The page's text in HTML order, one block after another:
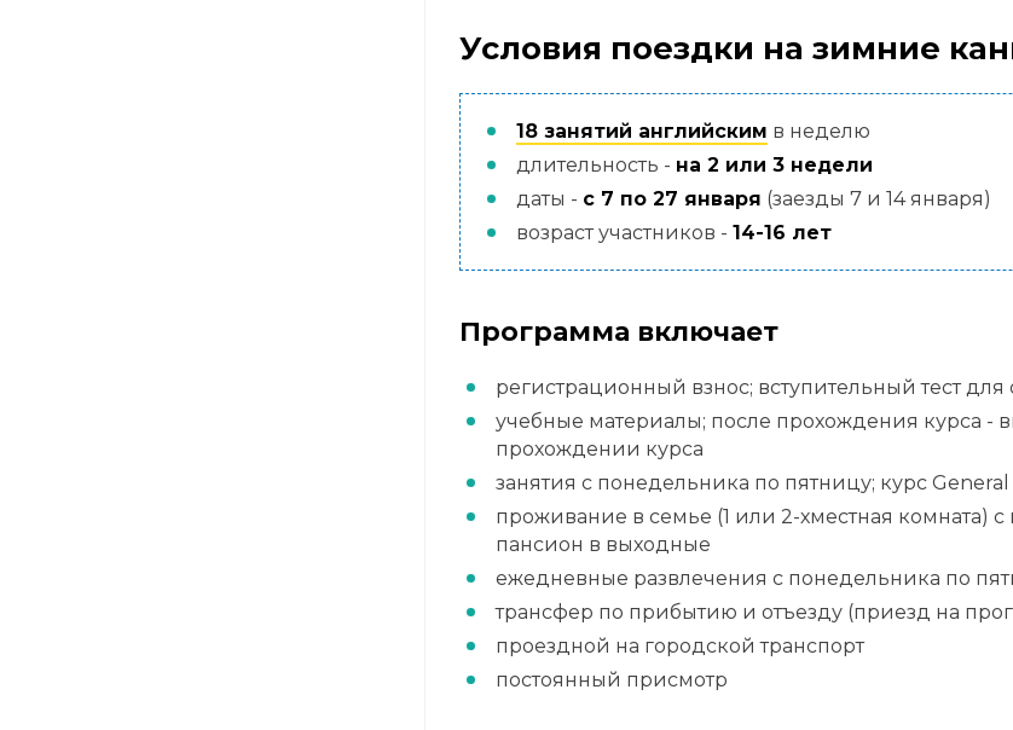
Условия поездки на зимние
18 занятий английским в неделю
длительность - на 2 или 3 недели
даты - с 7 по 27 января (заезды 7 и 14 января)
возраст участников - 14-16 лет
Программа включает
регистрационный взнос; вступительный тест
учебные материалы; после прохождения курса -
прохождении курса
занятия с понедельника по пятницу; курс
проживание в семье (1 или 2-хместная комната)
пансион в выходные
ежедневные развлечения с понедельника по
трансфер по прибытию и отъезду (приезд на
проездной на городской транспорт
постоянный присмотр